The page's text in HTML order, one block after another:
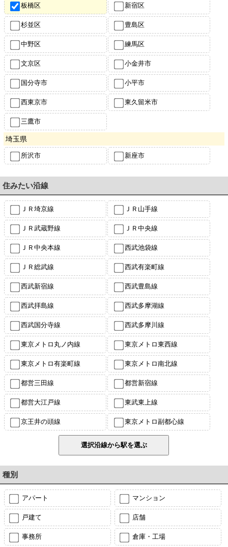
板橋区 新宿区
杉並区 豊島区
中野区 練馬区
文京区 小金井市
国分寺市 小平市
西東京市 東久留米市
三鷹市
埼玉県
所沢市 新座市
住みたい沿線
ＪＲ埼京線 ＪＲ山手線
ＪＲ武蔵野線 ＪＲ中央線
ＪＲ中央本線 西武池袋線
ＪＲ総武線 西武有楽町線
西武新宿線 西武豊島線
西武拝島線 西武多摩湖線
西武国分寺線 西武多摩川線
東京メトロ丸ノ内線 東京メトロ東西線
東京メトロ有楽町線 東京メトロ南北線
都営三田線 都営新宿線
都営大江戸線 東武東上線
京王井の頭線 東京メトロ副都心線
種別
アパート マンション
戸建て 店舗
事務所 倉庫・工場